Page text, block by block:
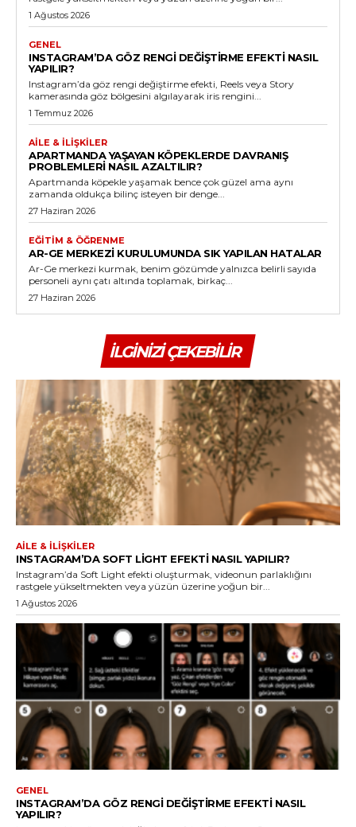
1 Ağustos 2026
GENEL
INSTAGRAM’DA GÖZ RENGI DEĞIŞTIRME EFEKTI NASIL
YAPILIR?
Instagram’da göz rengi değiştirme efekti, Reels veya Story
kamerasında göz bölgesini algılayarak iris rengini...
1 Temmuz 2026
AILE & İLIŞKILER
APARTMANDA YAŞAYAN KÖPEKLERDE DAVRANIŞ
PROBLEMLERI NASIL AZALTILIR?
Apartmanda köpekle yaşamak bence çok güzel ama aynı
zamanda oldukça bilinç isteyen bir denge...
27 Haziran 2026
EĞITIM & ÖĞRENME
AR-GE MERKEZI KURULUMUNDA SIK YAPILAN HATALAR
Ar-Ge merkezi kurmak, benim gözümde yalnızca belirli sayıda
personeli aynı çatı altında toplamak, birkaç...
27 Haziran 2026
İLGINIZI ÇEKEBILIR
AILE & İLIŞKILER
INSTAGRAM’DA SOFT LIGHT EFEKTI NASIL YAPILIR?
Instagram’da Soft Light efekti oluşturmak, videonun parlaklığını
rastgele yükseltmekten veya yüzün üzerine yoğun bir...
1 Ağustos 2026
GENEL
INSTAGRAM’DA GÖZ RENGI DEĞIŞTIRME EFEKTI NASIL
YAPILIR?